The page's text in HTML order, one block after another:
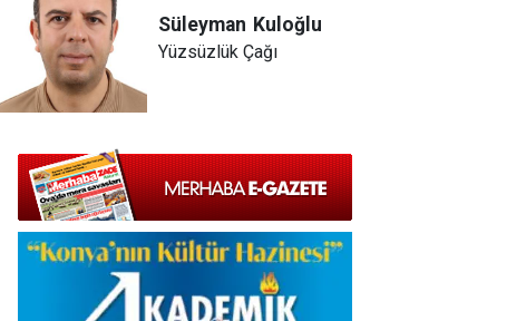
Süleyman Kuloğlu
Yüzsüzlük Çağı